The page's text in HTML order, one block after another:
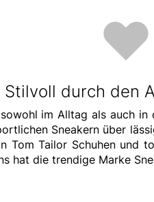
Stilvoll durch den
im Alltag als auch
Sneakern über
Tom Tailor Schuhen und
hat die trendige Marke